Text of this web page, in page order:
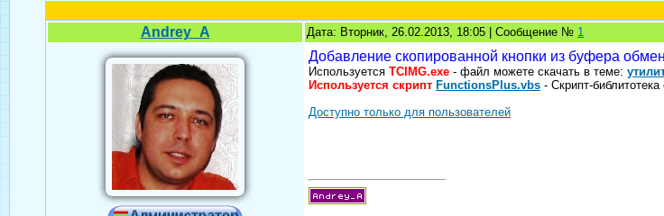
Andrey_A Дата: Вторник, 26.02.2013, 18:05 | Сообщение № 1
Добавление скопированной кнопки из буфера
Используется TCIMG.exe - файл можете скачать в теме:
Используется скрипт FunctionsPlus.vbs - Скрипт-
Доступно только для пользователей